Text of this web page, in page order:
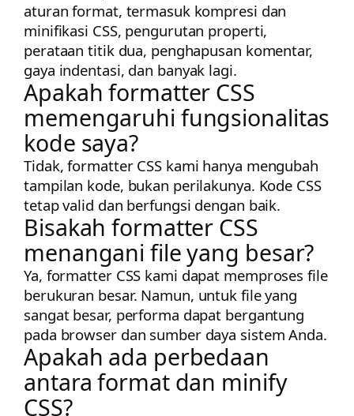
aturan format, termasuk kompresi dan
minifikasi CSS, pengurutan properti,
perataan titik dua, penghapusan komentar,
gaya indentasi, dan banyak lagi.
Apakah formatter CSS
memengaruhi fungsionalitas
kode saya?
Tidak, formatter CSS kami hanya mengubah
tampilan kode, bukan perilakunya. Kode CSS
tetap valid dan berfungsi dengan baik.
Bisakah formatter CSS
menangani file yang besar?
Ya, formatter CSS kami dapat memproses file
berukuran besar. Namun, untuk file yang
sangat besar, performa dapat bergantung
pada browser dan sumber daya sistem Anda.
Apakah ada perbedaan
antara format dan minify
CSS?